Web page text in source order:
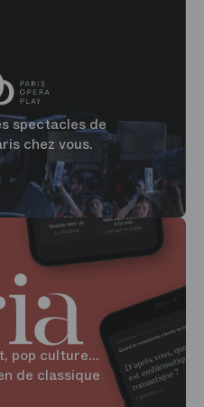
spectacles de
chez vous.
pop culture...
de classique